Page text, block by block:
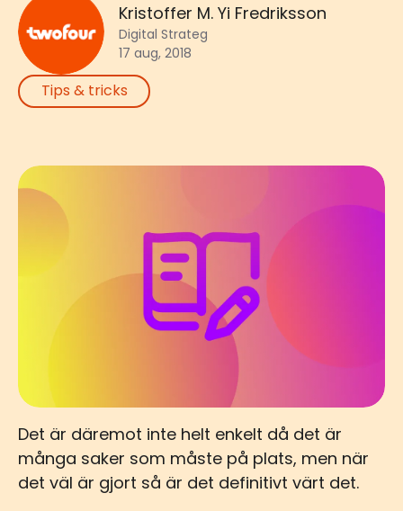
Kristoffer M. Yi Fredriksson
Digital Strateg
17 aug, 2018
Tips & tricks
Det är däremot inte helt enkelt då det är
många saker som måste på plats, men när
det väl är gjort så är det definitivt värt det.